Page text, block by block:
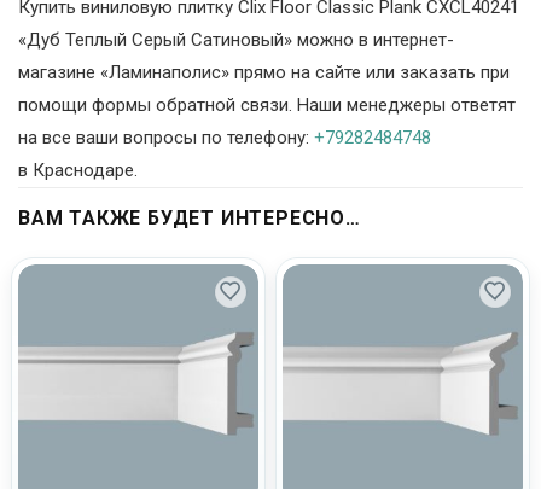
Купить виниловую плитку Clix Floor Classic Plank CXCL40241
«Дуб Теплый Серый Сатиновый» можно в интернет-
магазине «Ламинаполис» прямо на сайте или заказать при
помощи формы обратной связи. Наши менеджеры ответят
на все ваши вопросы по телефону: +79282484748
в Краснодаре.
ВАМ ТАКЖЕ БУДЕТ ИНТЕРЕСНО…